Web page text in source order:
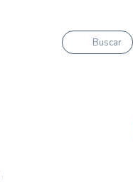
Buscar